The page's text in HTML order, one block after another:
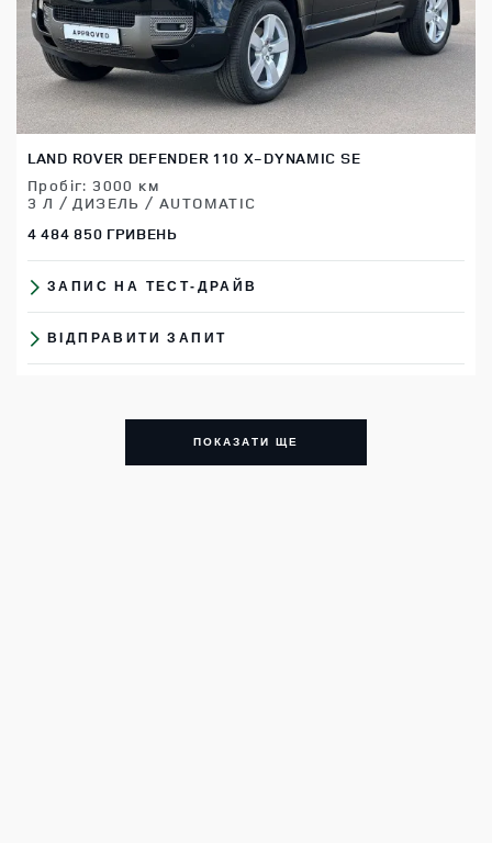
LAND ROVER DEFENDER 110 X-DYNAMIC SE
Пробіг: 3000 км
3 Л / ДИЗЕЛЬ / AUTOMATIC
4 484 850 ГРИВЕНЬ
ЗАПИС НА ТЕСТ-ДРАЙВ
ВІДПРАВИТИ ЗАПИТ
ПОКАЗАТИ ЩЕ